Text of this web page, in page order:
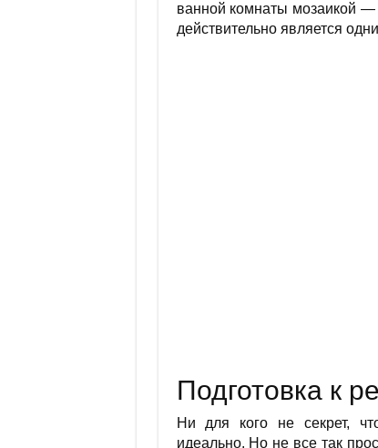
ванной комнаты мозаикой
действительно является
Подготовка к
Ни для кого не секрет,
идеально. Но не все так